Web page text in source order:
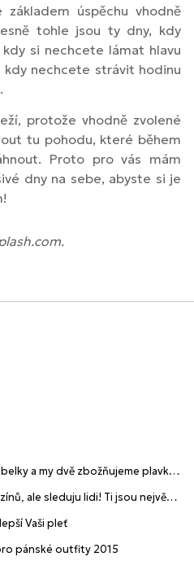
úspěchu vhodně
tohle jsou ty dny, kdy
si nechcete lámat hlavu
nechcete strávit hodinu
protože vhodně zvolené
tu pohodu, které během
Proto pro vás mám
dny na sebe, abyste si je
a my dvě zbožňujeme plavky“
ale sleduju lidi! Ti jsou největší
Vaši pleť
pánské outfity 2015